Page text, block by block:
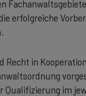
erfolgreiche
in
im